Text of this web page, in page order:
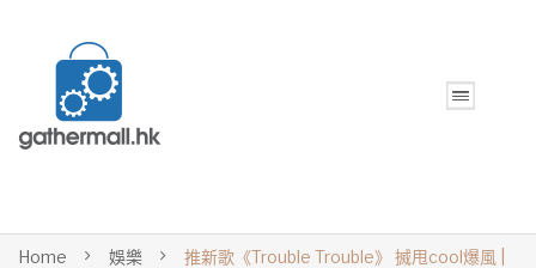
Home 娛樂
推新歌《Trouble Trouble》 搣甩cool爆風 |